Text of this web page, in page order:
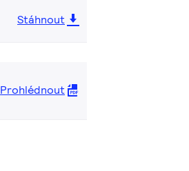
Stáhnout
Prohlédnout